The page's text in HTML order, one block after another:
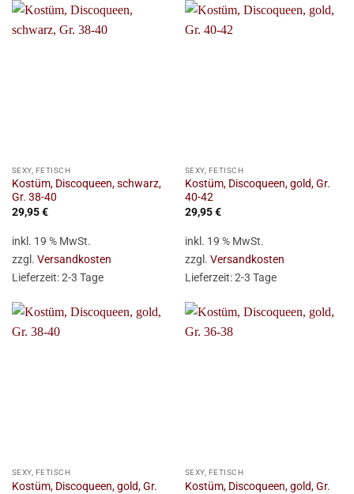
SEXY, FETISCH
Kostüm, Discoqueen, schwarz,
Gr. 38-40
29,95€
inkl. 19 % MwSt.
zzgl. Versandkosten
Lieferzeit:2-3 Tage
SEXY, FETISCH
Kostüm, Discoqueen, gold, Gr.
40-42
29,95€
inkl. 19 % MwSt.
zzgl. Versandkosten
Lieferzeit:2-3 Tage
SEXY, FETISCH
Kostüm, Discoqueen, gold, Gr.
SEXY, FETISCH
Kostüm, Discoqueen, gold, Gr.